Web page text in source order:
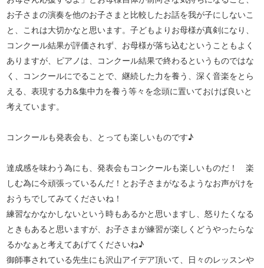
お子さまの演奏を他のお子さまと比較したお話を我が子にしないこ
と、これは大切かなと思います。子どもよりお母様が真剣になり、
コンクール結果が評価されず、お母様が落ち込むということもよく
ありますが、ピアノは、コンクール結果で終わるというものではな
く、コンクールにでることで、継続した力を養う、深く音楽をとら
える、表現する力&集中力を養う等々を念頭に置いておけば良いと
考えています。
コンクールも発表会も、とっても楽しいものです♪
達成感を味わう為にも、発表会もコンクールも楽しいものだ！ 楽
しむ為に今頑張っているんだ！とお子さまがなるようなお声がけを
おうちでしてみてくださいね！
練習なかなかしないという時もあるかと思いますし、怒りたくなる
ときもあると思いますが、お子さまが練習が楽しくどうやったらな
るかなぁと考えてあげてくださいね♪
御師事されている先生にも沢山アイデア頂いて、日々のレッスンや